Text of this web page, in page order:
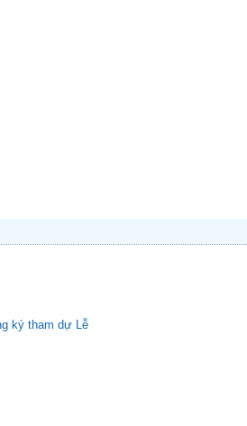
ký tham dự Lễ